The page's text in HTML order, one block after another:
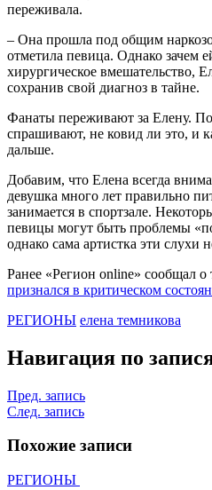
переживала.
– Она прошла под общим
отметила певица. Однако зачем
хирургическое вмешательство,
сохранив свой диагноз в тайне.
Фанаты переживают за Елену.
спрашивают, не ковид ли это, и
дальше.
Добавим, что Елена всегда
девушка много лет правильно
занимается в спортзале.
певицы могут быть проблемы
однако сама артистка эти слухи
Ранее «Регион online» сообщал о
признался в критическом
РЕГИОНЫ елена темникова
Навигация по
Пред. запись
След. запись
Похожие записи
РЕГИОНЫ